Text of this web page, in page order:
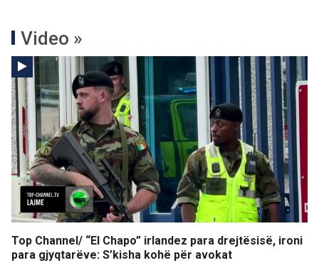
Video »
Top Channel/ “El Chapo” irlandez para drejtësisë, ironi
para gjyqtarëve: S’kisha kohë për avokat